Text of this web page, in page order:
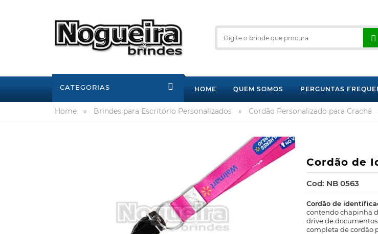
CATEGORIAS HOME QUEM SOMOS PERGUNTAS
Home » Brindes para Escritório Personalizados » Cordão Personalizado para Crachá
Cordão de
Cod: NB 0563
Cordão de
contendo chapinha
drive de
completa de cordão